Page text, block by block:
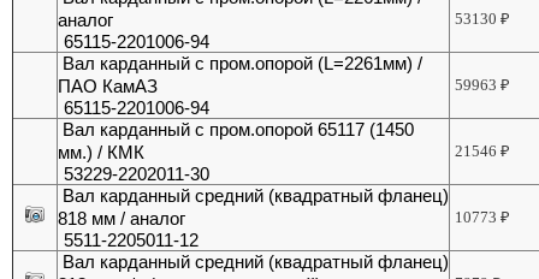
аналог
65115-2201006-94
53130₽
Вал карданный с пром.опорой (L=2261мм) /
ПАО КамАЗ
65115-2201006-94
59963₽
Вал карданный с пром.опорой 65117 (1450
мм.) / КМК
53229-2202011-30
21546₽
Вал карданный средний (квадратный фланец)
818 мм / аналог
5511-2205011-12
10773₽
Вал карданный средний (квадратный фланец)